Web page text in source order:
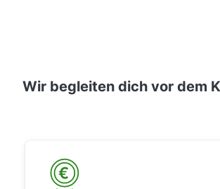
Wir begleiten dich vor dem